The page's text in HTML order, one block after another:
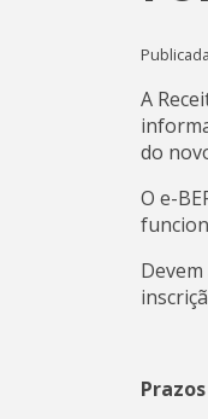
A
do
O e-